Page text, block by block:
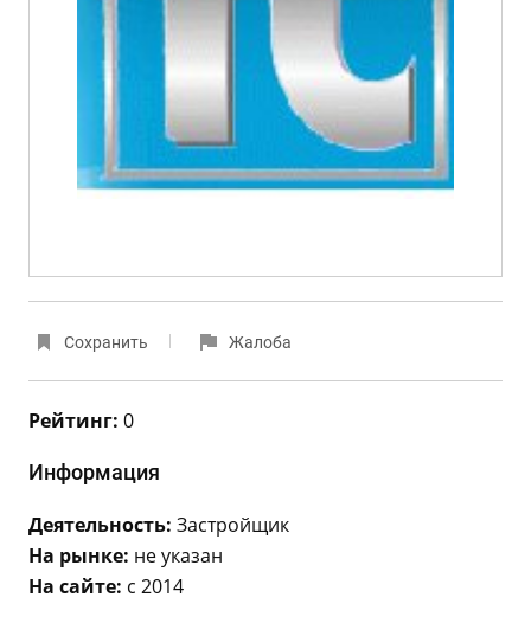
Сохранить Жалоба
Рейтинг: 0
Информация
Деятельность: Застройщик
На рынке: не указан
На сайте: с 2014